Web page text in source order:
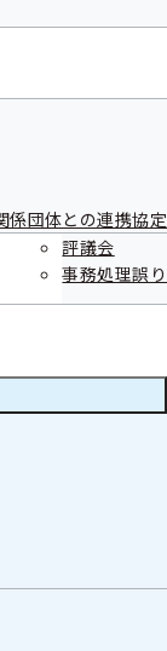
係団体との連携協定
評議会
事務処理誤り
令和04年05月26日